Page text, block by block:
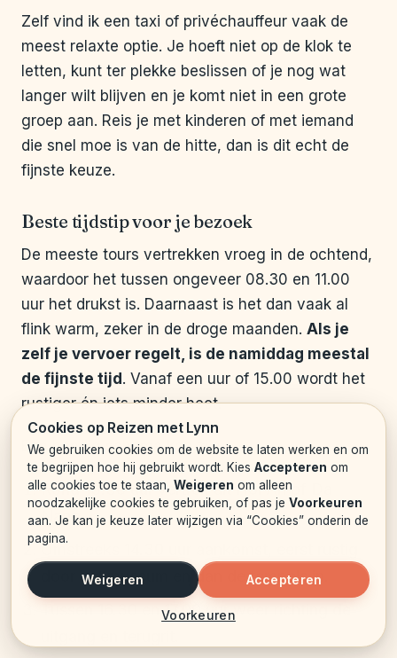
Zelf vind ik een taxi of privéchauffeur vaak de
meest relaxte optie. Je hoeft niet op de klok te
letten, kunt ter plekke beslissen of je nog wat
langer wilt blijven en je komt niet in een grote
groep aan. Reis je met kinderen of met iemand
die snel moe is van de hitte, dan is dit echt de
fijnste keuze.
Beste tijdstip voor je bezoek
De meeste tours vertrekken vroeg in de ochtend,
waardoor het tussen ongeveer 08.30 en 11.00
uur het drukst is. Daarnaast is het dan vaak al
flink warm, zeker in de droge maanden. Als je
zelf je vervoer regelt, is de namiddag meestal
de fijnste tijd . Vanaf een uur of 15.00 wordt het
rustiger én iets minder heet.
Een handig schema kan zijn:
Rond 13.30 uur vertrek uit Hoi An of Da
Nang.
Omstreeks 14.30 uur aankomst, eerst rustig
door het museum en dan de tempels in.
Tussen 16.30 en 17.00 uur weer richting de
Cookies op Reizen met Lynn
We gebruiken cookies om de website te laten werken en om
te begrijpen hoe hij gebruikt wordt. Kies Accepteren om
alle cookies toe te staan, Weigeren om alleen
noodzakelijke cookies te gebruiken, of pas je Voorkeuren
aan. Je kan je keuze later wijzigen via “Cookies” onderin de
pagina.
Weigeren
Voorkeuren
Accepteren